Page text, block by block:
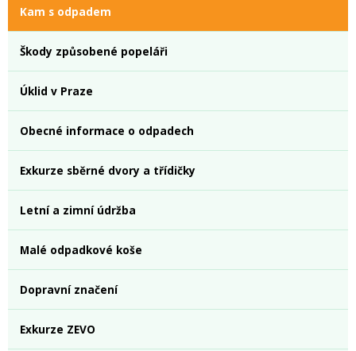
Kam s odpadem
Škody způsobené popeláři
Úklid v Praze
Obecné informace o odpadech
Exkurze sběrné dvory a třídičky
Letní a zimní údržba
Malé odpadkové koše
Dopravní značení
Exkurze ZEVO